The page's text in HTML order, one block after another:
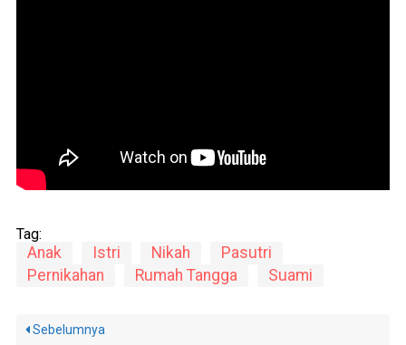
Tag:
Anak Istri Nikah
Pasutri
Pernikahan
Rumah Tangga Suami
Sebelumnya